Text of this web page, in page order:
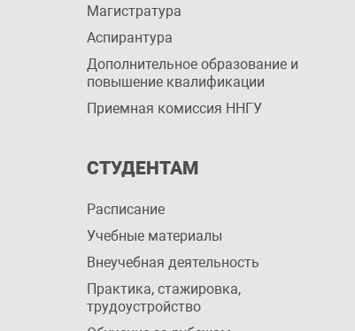
Магистратура
Аспирантура
Дополнительное образование и
повышение квалификации
Приемная комиссия ННГУ
СТУДЕНТАМ
Расписание
Учебные материалы
Внеучебная деятельность
Практика, стажировка,
трудоустройство